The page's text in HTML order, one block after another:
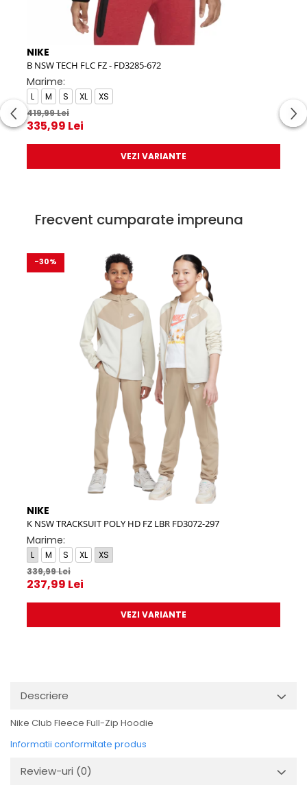
NIKE
B NSW TECH FLC FZ - FD3285-672
Marime:
L M S XL
XS
419,99 Lei
335,99 Lei
VEZI VARIANTE
Frecvent cumparate impreuna
-30%
NIKE
K NSW TRACKSUIT POLY HD FZ LBR FD3072-297
Marime:
L M S XL
XS
339,99 Lei
237,99 Lei
VEZI VARIANTE
Descriere
Nike Club Fleece Full-Zip Hoodie
Informatii conformitate produs
Review-uri (0)